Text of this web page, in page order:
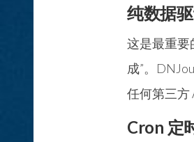
纯数据
这是最重要
成”。
任何第三方
Cron 定